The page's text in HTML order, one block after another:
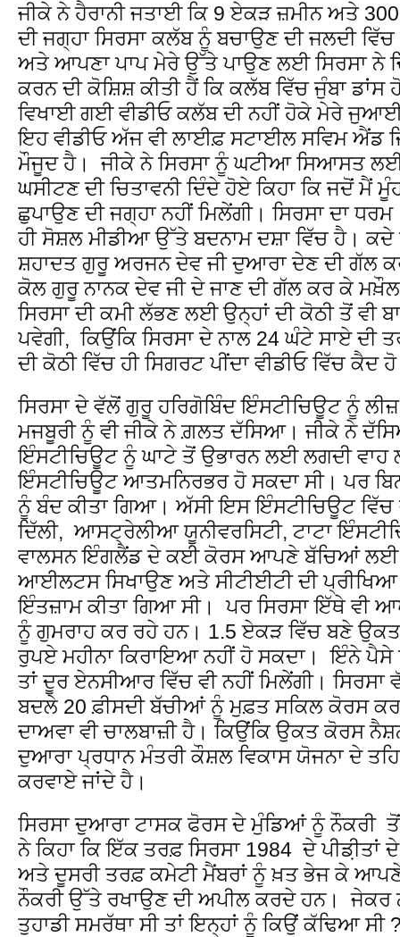
ਜੀਕੇ ਨੇ ਹੈਰਾਨੀ ਜਤਾਈ ਕਿ 9 ਏਕੜ ਜ਼ਮੀਨ ਅਤੇ
ਦੀ ਜਗ੍ਹਾ ਸਿਰਸਾ ਕਲੱਬ ਨੂੰ ਬਚਾਉਣ ਦੀ ਜਲਦੀ
ਅਤੇ ਆਪਣਾ ਪਾਪ ਮੇਰੇ ਉੱਤੇ ਪਾਉਣ ਲਈ ਸਿਰਸਾ ਨੇ
ਕਰਨ ਦੀ ਕੋਸ਼ਿਸ਼ ਕੀਤੀ ਹੈਂ ਕਿ ਕਲੱਬ ਵਿੱਚ ਜੁੰਬਾ
ਵਿਖਾਈ ਗਈ ਵੀਡੀਓ ਕਲੱਬ ਦੀ ਨਹੀਂ ਹੋਕੇ ਮੇਰੇ ਜੁਆਈ
ਇਹ ਵੀਡੀਓ ਅੱਜ ਵੀ ਲਾਈਫ਼ ਸਟਾਈਲ ਸਵਿਮ ਐਂਡ
ਮੌਜੂਦ ਹੈ। ਜੀਕੇ ਨੇ ਸਿਰਸਾ ਨੂੰ ਘਟੀਆ ਸਿਆਸਤ ਲਈ
ਘਸੀਟਣ ਦੀ ਚਿਤਾਵਨੀ ਦਿੰਦੇ ਹੋਏ ਕਿਹਾ ਕਿ ਜਦੋਂ ਮੈਂ
ਛੁਪਾਉਣ ਦੀ ਜਗ੍ਹਾ ਨਹੀਂ ਮਿਲੇਂਗੀ। ਸਿਰਸਾ ਦਾ
ਹੀ ਸੋਸ਼ਲ ਮੀਡੀਆ ਉੱਤੇ ਬਦਨਾਮ ਦਸ਼ਾ ਵਿੱਚ ਹੈ।
ਸ਼ਹਾਦਤ ਗੁਰੂ ਅਰਜਨ ਦੇਵ ਜੀ ਦੁਆਰਾ ਦੇਣ ਦੀ ਗੱਲ
ਕੋਲ ਗੁਰੂ ਨਾਨਕ ਦੇਵ ਜੀ ਦੇ ਜਾਣ ਦੀ ਗੱਲ ਕਰ ਕੇ
ਸਿਰਸਾ ਦੀ ਕਮੀ ਲੱਭਣ ਲਈ ਉਨ੍ਹਾਂ ਦੀ ਕੋਠੀ ਤੋਂ ਵੀ
ਪਵੇਗੀ, ਕਿਉਂਕਿ ਸਿਰਸਾ ਦੇ ਨਾਲ 24 ਘੰਟੇ ਸਾਏ ਦੀ
ਦੀ ਕੋਠੀ ਵਿੱਚ ਹੀ ਸਿਗਰਟ ਪੀਂਦਾ ਵੀਡੀਓ ਵਿੱਚ
ਸਿਰਸਾ ਦੇ ਵੱਲੋਂ ਗੁਰੂ ਹਰਿਗੋਬਿੰਦ ਇੰਸਟੀਚਿਊਟ ਨੂੰ
ਮਜਬੂਰੀ ਨੂੰ ਵੀ ਜੀਕੇ ਨੇ ਗ਼ਲਤ ਦੱਸਿਆ। ਜੀਕੇ ਨੇ
ਇੰਸਟੀਚਿਊਟ ਨੂੰ ਘਾਟੇ ਤੋਂ ਉਭਾਰਨ ਲਈ ਲਗਦੀ ਵਾਹ
ਇੰਸਟੀਚਿਊਟ ਆਤਮਨਿਰਭਰ ਹੋ ਸਕਦਾ ਸੀ। ਪਰ
ਨੂੰ ਬੰਦ ਕੀਤਾ ਗਿਆ। ਅੱਸੀ ਇਸ ਇੰਸਟੀਚਿਊਟ
ਦਿੱਲੀ, ਆਸਟ੍ਰੇਲੀਆ ਯੂਨੀਵਰਸਿਟੀ, ਟਾਟਾ
ਵਾਲਸਨ ਇੰਗਲੈਂਡ ਦੇ ਕਈ ਕੋਰਸ ਆਪਣੇ ਬੱਚਿਆਂ ਲਈ
ਆਈਲਟਸ ਸਿਖਾਉਣ ਅਤੇ ਸੀਟੀਈਟੀ ਦੀ ਪ੍ਰੀਖਿਆ
ਇੰਤਜ਼ਾਮ ਕੀਤਾ ਗਿਆ ਸੀ। ਪਰ ਸਿਰਸਾ ਇੱਥੇ ਵੀ
ਨੂੰ ਗੁਮਰਾਹ ਕਰ ਰਹੇ ਹਨ। 1.5 ਏਕੜ ਵਿੱਚ ਬਣੇ ਉਕਤ
ਰੁਪਏ ਮਹੀਨਾ ਕਿਰਾਇਆ ਨਹੀਂ ਹੋ ਸਕਦਾ। ਇੰਨੇ ਪੈਸੇ
ਤਾਂ ਦੂਰ ਏਨਸੀਆਰ ਵਿੱਚ ਵੀ ਨਹੀਂ ਮਿਲੇਂਗੀ।
ਬਦਲੇ 20 ਫ਼ੀਸਦੀ ਬੱਚੀਆਂ ਨੂੰ ਮੁਫ਼ਤ ਸਕਿਲ ਕੋਰਸ
ਦਾਅਵਾ ਵੀ ਚਾਲਬਾਜ਼ੀ ਹੈ। ਕਿਉਂਕਿ ਉਕਤ ਕੋਰਸ
ਦੁਆਰਾ ਪ੍ਰਧਾਨ ਮੰਤਰੀ ਕੌਸ਼ਲ ਵਿਕਾਸ ਯੋਜਨਾ ਦੇ
ਕਰਵਾਏ ਜਾਂਦੇ ਹੈ।
ਸਿਰਸਾ ਦੁਆਰਾ ਟਾਸਕ ਫੋਰਸ ਦੇ ਮੁੰਡਿਆਂ ਨੂੰ ਨੌਕਰੀ
ਨੇ ਕਿਹਾ ਕਿ ਇੱਕ ਤਰਫ਼ ਸਿਰਸਾ 1984 ਦੇ
ਅਤੇ ਦੂਸਰੀ ਤਰਫ਼ ਕਮੇਟੀ ਮੈਂਬਰਾਂ ਨੂੰ ਖ਼ਤ ਭੇਜ ਕੇ
ਨੌਕਰੀ ਉੱਤੇ ਰਖਾਉਣ ਦੀ ਅਪੀਲ ਕਰਦੇ ਹਨ। ਜੇਕਰ
ਤੁਹਾਡੀ ਸਮਰੱਥਾ ਸੀ ਤਾਂ ਇਨ੍ਹਾਂ ਨੂੰ ਕਿਉਂ ਕੱਢਿਆ ਸੀ